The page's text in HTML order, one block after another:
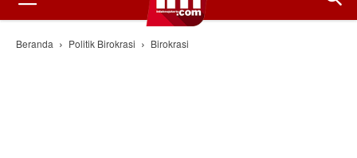
Beranda Politik Birokrasi Birokrasi